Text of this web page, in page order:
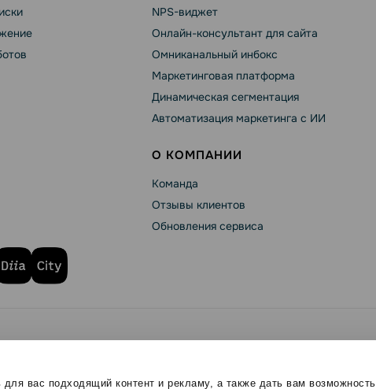
вас подходящий контент и рекламу, а также дать вам возможность
NPS-виджет
Онлайн-консультант для сайта
Омниканальный инбокс
Маркетинговая платформа
Динамическая сегментация
Автоматизация маркетинга с ИИ
О КОМПАНИИ
Команда
Отзывы клиентов
Обновления сервиса